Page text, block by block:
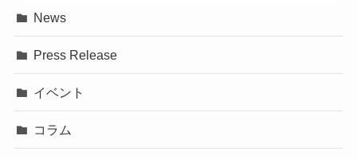
News
Press Release
イベント
コラム